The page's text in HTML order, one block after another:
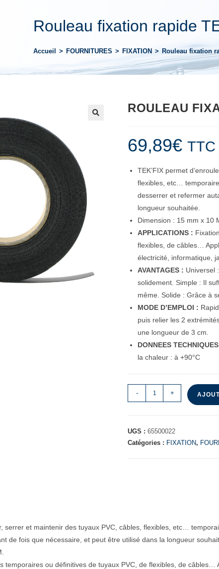
Rouleau fixation rapide
Accueil > FOURNITURES > FIXATION > Rouleau fixation
ROULEAU
69,89€ TTC
TEK’FIX permet
flexibles, etc…
desserrer et refermer
longueur souhaitée.
Dimension : 15 mm x 10
APPLICATIONS :
flexibles, de câbles…
électricité, informatique,
AVANTAGES : Universel
solidement. Simple : Il
même. Solide : Grâce à
MODE D’EMPLOI :
puis relier les 2
une longueur de 3 cm.
DONNEES
la chaleur : à +90°C
- +
UGS :65500022
Catégories : FIXATION,
serrer et maintenir des tuyaux PVC, câbles, flexibles, etc…
de fois que nécessaire, et peut être utilisé dans la longueur
temporaires ou définitives de tuyaux PVC, de flexibles, de câbles…